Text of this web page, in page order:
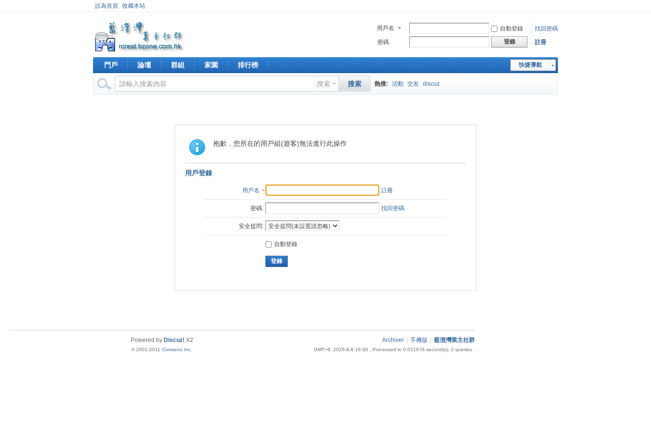
設為首頁 收藏本站
用戶名 自動登錄
找回密碼
密碼
登錄 註冊
快捷導航
門戶 論壇 群組 家園 排行榜
搜索 搜索 熱搜: 活動 交友 discuz
抱歉，您所在的用戶組(遊客)無法進行此操作
用戶登錄
用戶名 註冊
密碼: 找回密碼
安全提問:
自動登錄
登錄
Archiver 手機版 藍澄灣業主社群
GMT+8, 2026-8-8 16:00 , Processed in 0.021676 second(s), 2 queries .
Powered by Discuz! X2
© 2001-2011 Comsenz Inc.